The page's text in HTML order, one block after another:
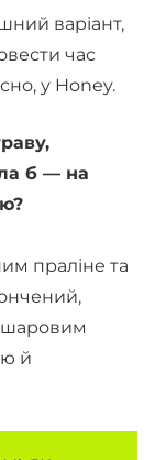
варіант,
час
у Honey.
б — на
праліне та
й